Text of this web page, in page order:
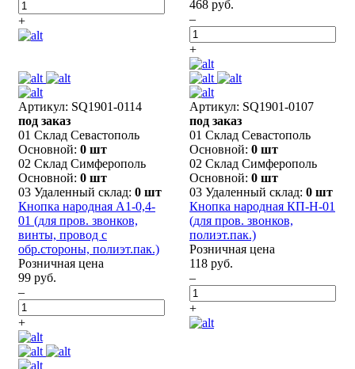
+
468 руб.
–
+
Артикул: SQ1901-0114
под заказ
01 Склад Севастополь
Основной: 0 шт
02 Склад Симферополь
Основной: 0 шт
03 Удаленный склад: 0 шт
Кнопка народная А1-0,4-
01 (для пров. звонков,
винты, провод с
обр.стороны, полиэт.пак.)
Розничная цена
99 руб.
–
+
Артикул: SQ1901-0107
под заказ
01 Склад Севастополь
Основной: 0 шт
02 Склад Симферополь
Основной: 0 шт
03 Удаленный склад: 0 шт
Кнопка народная КП-Н-01
(для пров. звонков,
полиэт.пак.)
Розничная цена
118 руб.
–
+